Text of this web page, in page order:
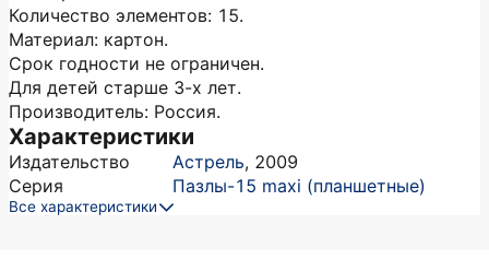
Количество элементов: 15.
Материал: картон.
Срок годности не ограничен.
Для детей старше 3-х лет.
Производитель: Россия.
Характеристики
Издательство Астрель, 2009
Серия
Пазлы-15 maxi (планшетные)
Все характеристики